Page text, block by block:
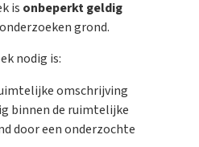
is onbeperkt geldig
grond.
nodig is:
omschrijving
binnen de ruimtelijke
door een onderzochte